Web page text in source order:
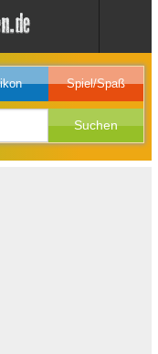
Spiel/Spaß